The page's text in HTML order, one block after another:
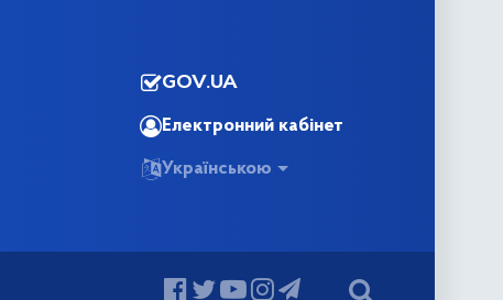
GOV.UA
Електронний кабінет
Українською